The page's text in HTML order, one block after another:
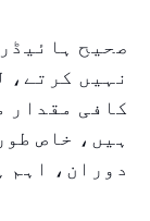
صحیح
نہیں کرتے،
کافی مقدار
ہیں، خاص
دوران، اہم